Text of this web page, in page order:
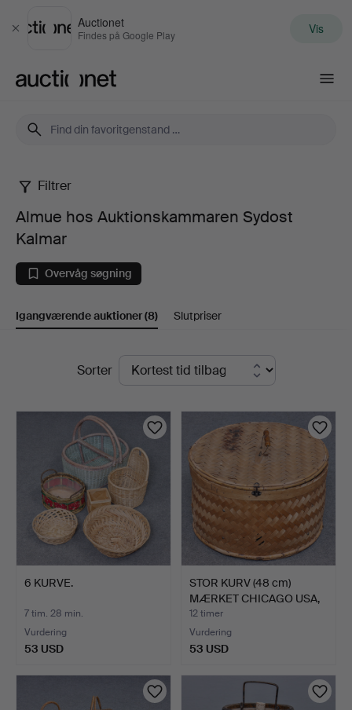
Luk
Auctionet
Findes på Google Play Vis
Almue
hos
Auktionskammaren
Sydost
Filtrer
Almue hos Auktionskammaren Sydost
Kalmar
Overvåg søgning
Igangværende auktioner(8) Slutpriser
Igangværende
Sorter
6 KURVE.
7 tim. 28 min.
Vurdering
53 USD
STOR KURV (48 cm)
MÆRKET CHICAGO USA,
MÖNS…
12 timer
Vurdering
53 USD